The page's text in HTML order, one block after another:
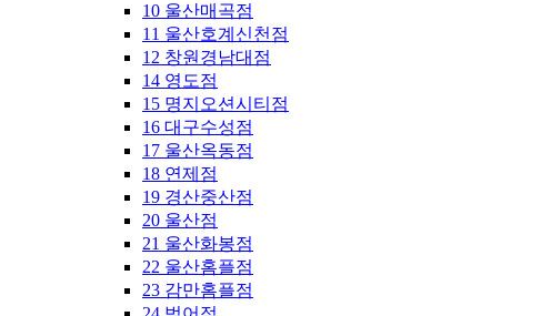
10 울산매곡점
11 울산호계신천점
12 창원경남대점
14 영도점
15 명지오션시티점
16 대구수성점
17 울산옥동점
18 연제점
19 경산중산점
20 울산점
21 울산화봉점
22 울산홈플점
23 감만홈플점